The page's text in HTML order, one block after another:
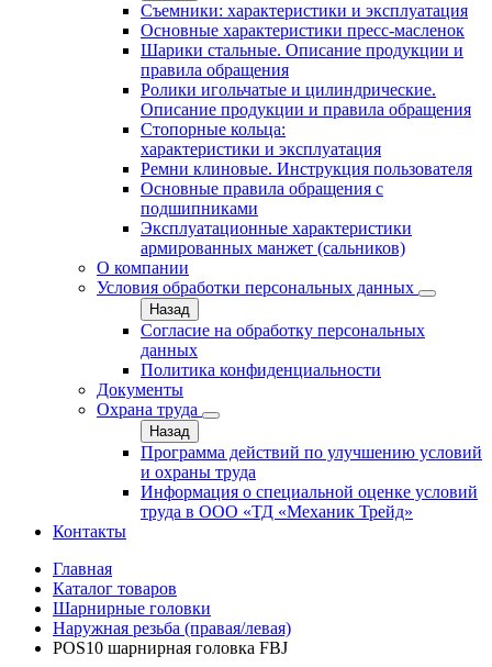
Съемники: характеристики и эксплуатация
Основные характеристики пресс‑масленок
Шарики стальные. Описание продукции и
правила обращения
Ролики игольчатые и цилиндрические.
Описание продукции и правила обращения
Стопорные кольца:
характеристики и эксплуатация
Ремни клиновые. Инструкция пользователя
Основные правила обращения с
подшипниками
Эксплуатационные характеристики
армированных манжет (сальников)
О компании
Условия обработки персональных данных
Назад
Согласие на обработку персональных
данных
Политика конфиденциальности
Документы
Охрана труда
Назад
Программа действий по улучшению условий
и охраны труда
Информация о специальной оценке условий
труда в ООО «ТД «Механик Трейд»
Контакты
Главная
Каталог товаров
Шарнирные головки
Наружная резьба (правая/левая)
POS10 шарнирная головка FBJ